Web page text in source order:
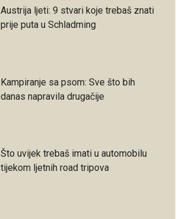
Austrija ljeti: 9 stvari koje trebaš znati
prije puta u Schladming
Kampiranje sa psom: Sve što bih
danas napravila drugačije
Što uvijek trebaš imati u automobilu
tijekom ljetnih road tripova